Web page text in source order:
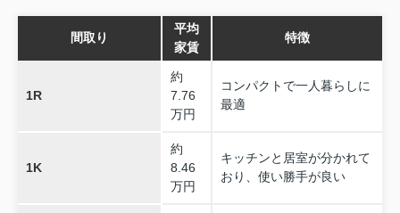
間取り
平均
家賃
特徴
1R
約
7.76
万円
コンパクトで一人暮らしに
最適
1K
約
8.46
万円
キッチンと居室が分かれて
おり、使い勝手が良い